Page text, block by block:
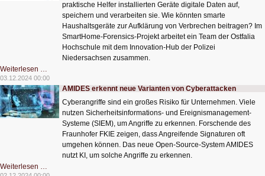
praktische Helfer installierten Geräte digitale Daten auf,
speichern und verarbeiten sie. Wie könnten smarte
Haushaltsgeräte zur Aufklärung von Verbrechen beitragen? Im
SmartHome-Forensics-Projekt arbeitet ein Team der Ostfalia
Hochschule mit dem Innovation-Hub der Polizei
Niedersachsen zusammen.
Weiterlesen …
Home
als
Verbrechensermittler
03.12.2024 00:00
AMIDES erkennt neue Varianten von Cyberattacken
Cyberangriffe sind ein großes Risiko für Unternehmen. Viele
nutzen Sicherheitsinformations- und Ereignismanagement-
Systeme (SIEM), um Angriffe zu erkennen. Forschende des
Fraunhofer FKIE zeigen, dass Angreifende Signaturen oft
umgehen können. Das neue Open-Source-System AMIDES
nutzt KI, um solche Angriffe zu erkennen.
Weiterlesen …
erkennt